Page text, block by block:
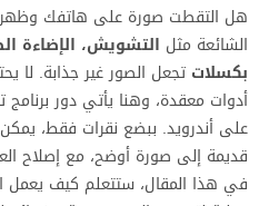
هل التقطت صورة على هاتفك
الشائعة مثل التشويش، الإضاءة
بكسلات تجعل الصور غير جذابة. لا
أدوات معقدة، وهنا يأتي دور
على أندرويد. ببضع نقرات فقط،
قديمة إلى صورة أوضح، مع إصلاح
في هذا المقال، ستتعلم كيف يعمل